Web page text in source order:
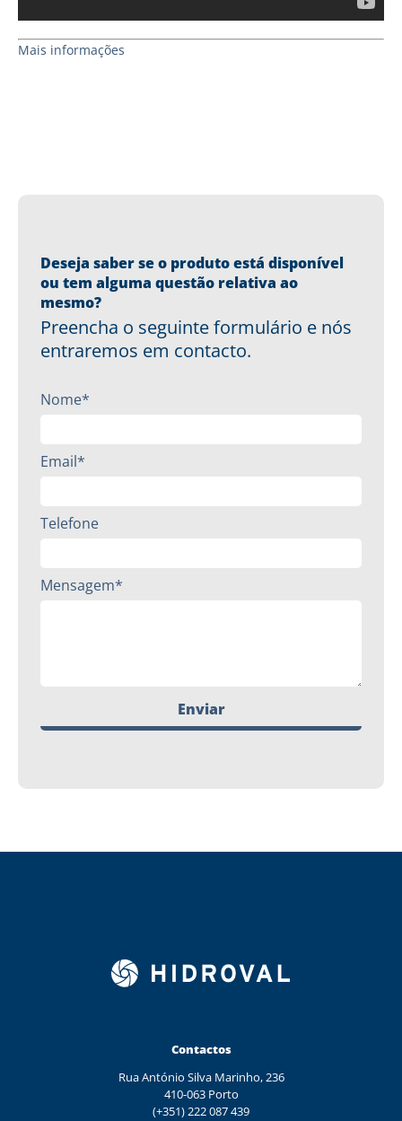
Mais informações
Deseja saber se o produto está disponível
ou tem alguma questão relativa ao
mesmo?
Preencha o seguinte formulário e nós
entraremos em contacto.
Nome*
Email*
Telefone
Mensagem*
Enviar
Contactos
Rua António Silva Marinho, 236
410-063 Porto
(+351) 222 087 439